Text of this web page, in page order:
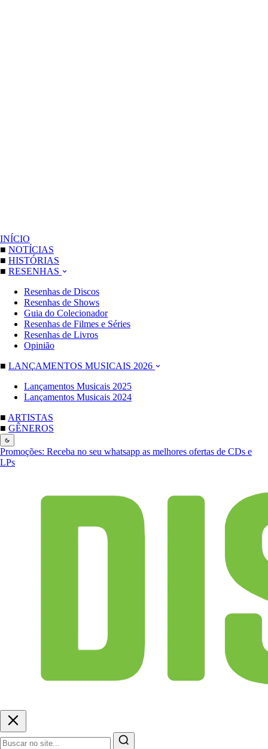
INÍCIO
■ NOTÍCIAS
■ HISTÓRIAS
■ RESENHAS
Resenhas de Discos
Resenhas de Shows
Guia do Colecionador
Resenhas de Filmes e Séries
Resenhas de Livros
Opinião
■ LANÇAMENTOS MUSICAIS 2026
Lançamentos Musicais 2025
Lançamentos Musicais 2024
■ ARTISTAS
■ GÊNEROS
Promoções: Receba no seu whatsapp as melhores ofertas de CDs e
LPs